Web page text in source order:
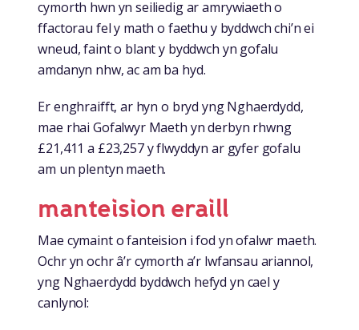
cymorth hwn yn seiliedig ar amrywiaeth o
ffactorau fel y math o faethu y byddwch chi’n ei
wneud, faint o blant y byddwch yn gofalu
amdanyn nhw, ac am ba hyd.
Er enghraifft, ar hyn o bryd yng Nghaerdydd,
mae rhai Gofalwyr Maeth yn derbyn rhwng
£21,411 a £23,257 y flwyddyn ar gyfer gofalu
am un plentyn maeth.
manteision eraill
Mae cymaint o fanteision i fod yn ofalwr maeth.
Ochr yn ochr â’r cymorth a’r lwfansau ariannol,
yng Nghaerdydd byddwch hefyd yn cael y
canlynol: